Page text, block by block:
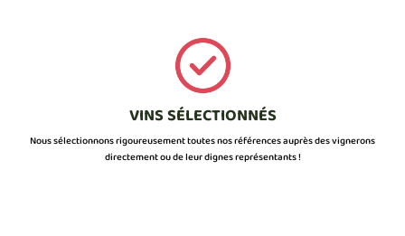
VINS SÉLECTIONNÉS
Nous sélectionnons rigoureusement toutes nos références auprès des vignerons
directement ou de leur dignes représentants !